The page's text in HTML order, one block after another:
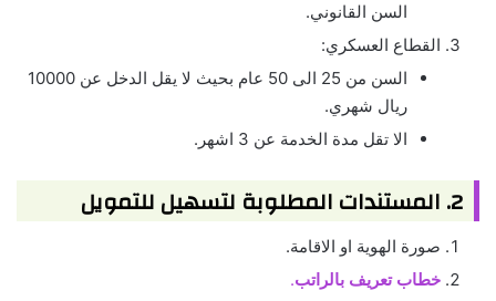
السن القانوني.
القطاع العسكري:
السن من 25 الى 50 عام بحيث لا يقل الدخل عن 10000
ريال شهري.
الا تقل مدة الخدمة عن 3 اشهر.
2. المستندات المطلوبة لتسهيل للتمويل
صورة الهوية او الاقامة.
خطاب تعريف بالراتب.